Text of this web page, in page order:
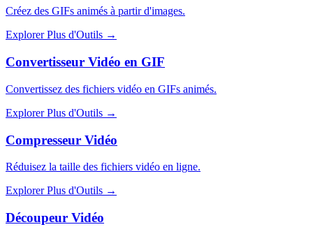
Créez des GIFs animés à partir d'images.
Explorer Plus d'Outils →
Convertisseur Vidéo en GIF
Convertissez des fichiers vidéo en GIFs animés.
Explorer Plus d'Outils →
Compresseur Vidéo
Réduisez la taille des fichiers vidéo en ligne.
Explorer Plus d'Outils →
Découpeur Vidéo